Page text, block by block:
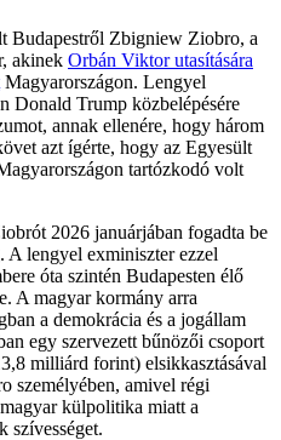
Budapestről Zbigniew Ziobro, a
akinek Orbán Viktor utasítására
Magyarországon. Lengyel
Donald Trump közbelépésére
annak ellenére, hogy három
azt ígérte, hogy az Egyesült
tartózkodó volt
2026 januárjában fogadta be
A lengyel exminiszter ezzel
óta szintén Budapesten élő
A magyar kormány arra
a demokrácia és a jogállam
egy szervezett bűnözői csoport
milliárd forint) elsikkasztásával
személyében, amivel régi
külpolitika miatt a
szívességet.